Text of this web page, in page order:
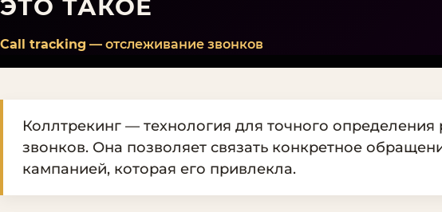
ЭТО ТАКОЕ
Call tracking — отслеживание звонков
Коллтрекинг — технология для точного
звонков. Она позволяет связать конкретное
кампанией, которая его привлекла.